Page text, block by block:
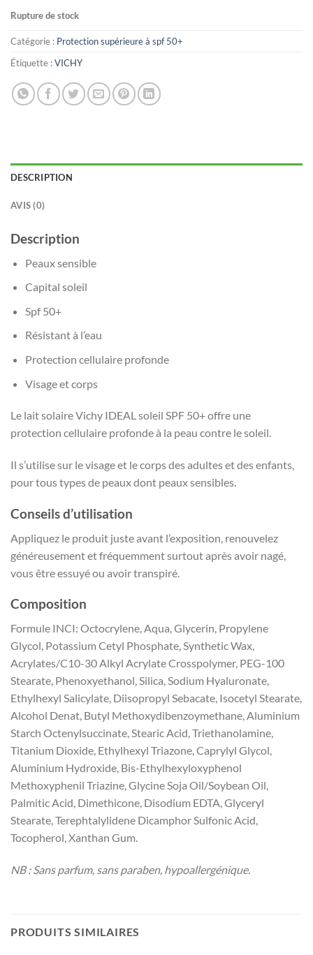
Rupture de stock
Catégorie : Protection supérieure à spf 50+
Étiquette :VICHY
DESCRIPTION
AVIS (0)
Description
Peaux sensible
Capital soleil
Spf 50+
Résistant à l’eau
Protection cellulaire profonde
Visage et corps
Le lait solaire Vichy IDEAL soleil SPF 50+ offre une
protection cellulaire profonde à la peau contre le soleil.
Il s’utilise sur le visage et le corps des adultes et des enfants,
pour tous types de peaux dont peaux sensibles.
Conseils d’utilisation
Appliquez le produit juste avant l’exposition, renouvelez
généreusement et fréquemment surtout après avoir nagé,
vous être essuyé ou avoir transpiré.
Composition
Formule INCI: Octocrylene, Aqua, Glycerin, Propylene
Glycol, Potassium Cetyl Phosphate, Synthetic Wax,
Acrylates/C10-30 Alkyl Acrylate Crosspolymer, PEG-100
Stearate, Phenoxyethanol, Silica, Sodium Hyaluronate,
Ethylhexyl Salicylate, Diisopropyl Sebacate, Isocetyl Stearate,
Alcohol Denat, Butyl Methoxydibenzoymethane, Aluminium
Starch Octenylsuccinate, Stearic Acid, Triethanolamine,
Titanium Dioxide, Ethylhexyl Triazone, Caprylyl Glycol,
Aluminium Hydroxide, Bis-Ethylhexyloxyphenol
Methoxyphenil Triazine, Glycine Soja Oil/Soybean Oil,
Palmitic Acid, Dimethicone, Disodium EDTA, Glyceryl
Stearate, Terephtalylidene Dicamphor Sulfonic Acid,
Tocopherol, Xanthan Gum.
NB : Sans parfum, sans paraben, hypoallergénique.
PRODUITS SIMILAIRES